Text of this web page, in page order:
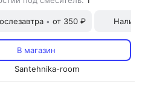
• от 350 ₽
В магазин
Santehnika-room